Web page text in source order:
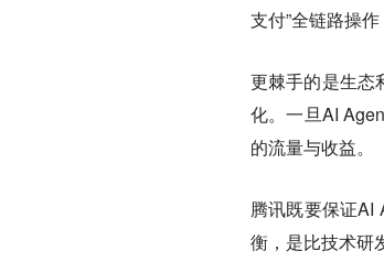
支付”全链路操
更棘手的是生态
化。一旦AI
的流量与收益。
腾讯既要保证AI
衡，是比技术研